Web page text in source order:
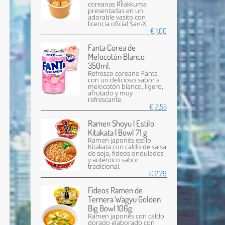
coreanas Rilakkuma
presentadas en un
adorable vasito con
licencia oficial San-X.
€ 1,00
Fanta Corea de
Melocotón Blanco
350ml.
Refresco coreano Fanta
con un delicioso sabor a
melocotón blanco, ligero,
afrutado y muy
refrescante.
€ 2,55
Ramen Shoyu | Estilo
Kitakata | Bowl 71 g
Ramen japonés estilo
Kitakata con caldo de salsa
de soja, fideos ondulados
y auténtico sabor
tradicional.
€ 2,79
Fideos Ramen de
Ternera Wagyu Golden
Big Bowl 106g.
Ramen japonés con caldo
dorado elaborado con